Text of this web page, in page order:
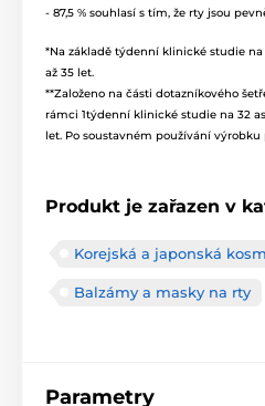
- 87,5 % souhlasí s tím, že rty jsou
*Na základě týdenní klinické studie
až 35 let.
**Založeno na části dotazníkového
rámci 1týdenní klinické studie na 32
let. Po soustavném používání výrobku
Produkt je zařazen v
Korejská a japonská
Balzámy a masky na rty
Parametry